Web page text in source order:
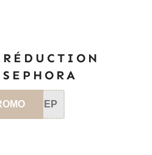
SEP